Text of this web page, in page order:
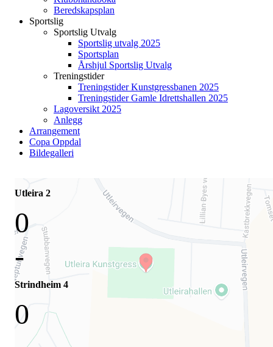
Beredskapsplan
Sportslig
Sportslig Utvalg
Sportslig utvalg 2025
Sportsplan
Årshjul Sportslig Utvalg
Treningstider
Treningstider Kunstgressbanen 2025
Treningstider Gamle Idrettshallen 2025
Lagoversikt 2025
Anlegg
Arrangement
Copa Oppdal
Bildegalleri
Utleira 2
0
-
Strindheim 4
0